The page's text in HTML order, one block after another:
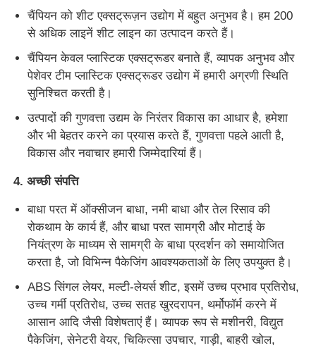
चैंपियन को शीट एक्सट्रूज़न उद्योग में बहुत अनुभव है। हम 200
से अधिक लाइनें शीट लाइन का उत्पादन करते हैं।
चैंपियन केवल प्लास्टिक एक्सट्रूडर बनाते हैं, व्यापक अनुभव और
पेशेवर टीम प्लास्टिक एक्सट्रूडर उद्योग में हमारी अग्रणी स्थिति
सुनिश्चित करती है।
उत्पादों की गुणवत्ता उद्यम के निरंतर विकास का आधार है, हमेशा
और भी बेहतर करने का प्रयास करते हैं, गुणवत्ता पहले आती है,
विकास और नवाचार हमारी जिम्मेदारियां हैं।
4. अच्छी संपत्ति
बाधा परत में ऑक्सीजन बाधा, नमी बाधा और तेल रिसाव की
रोकथाम के कार्य हैं, और बाधा परत सामग्री और मोटाई के
नियंत्रण के माध्यम से सामग्री के बाधा प्रदर्शन को समायोजित
करता है, जो विभिन्न पैकेजिंग आवश्यकताओं के लिए उपयुक्त है।
ABS सिंगल लेयर, मल्टी-लेयर्स शीट, इसमें उच्च प्रभाव प्रतिरोध,
उच्च गर्मी प्रतिरोध, उच्च सतह खुरदरापन, थर्मोफॉर्म करने में
आसान आदि जैसी विशेषताएं हैं। व्यापक रूप से मशीनरी, विद्युत
पैकेजिंग, सेनेटरी वेयर, चिकित्सा उपचार, गाड़ी, बाहरी खोल,